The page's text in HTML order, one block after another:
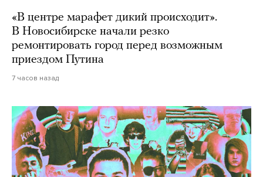
«В центре марафет дикий происходит».
В Новосибирске начали резко
ремонтировать город перед возможным
приездом Путина
7 часов назад